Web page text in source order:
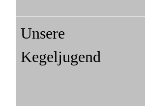
Unsere
Kegeljugend